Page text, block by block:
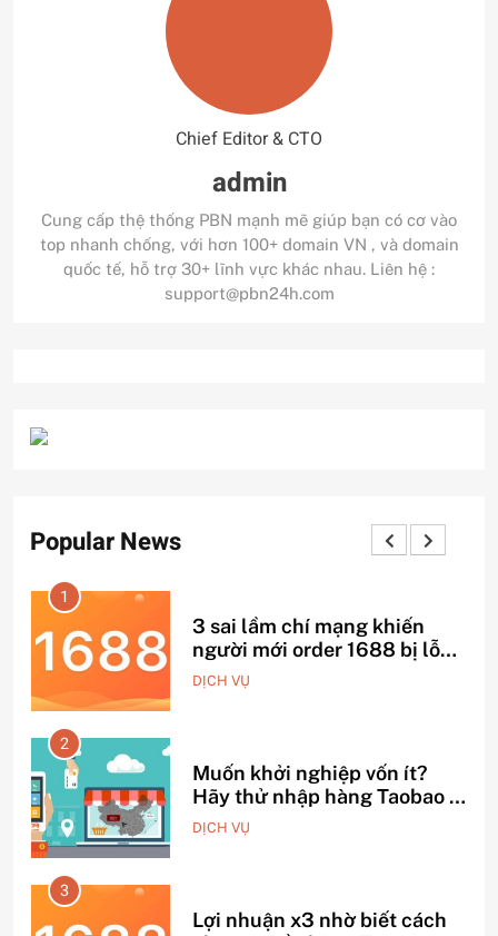
Chief Editor & CTO
admin
Cung cấp thệ thống PBN mạnh mẽ giúp bạn có cơ vào
top nhanh chống, với hơn 100+ domain VN , và domain
quốc tế, hỗ trợ 30+ lĩnh vực khác nhau. Liên hệ :
support@pbn24h.com
Popular News
1
3 sai lầm chí mạng khiến
người mới order 1688 bị lỗ
vốn, ôm sô
DỊCH VỤ
2
Muốn khởi nghiệp vốn ít?
Hãy thử nhập hàng Taobao –
Từ hai bàn tay trắng đến
tháng lời 20 triệu
DỊCH VỤ
3
Lợi nhuận x3 nhờ biết cách